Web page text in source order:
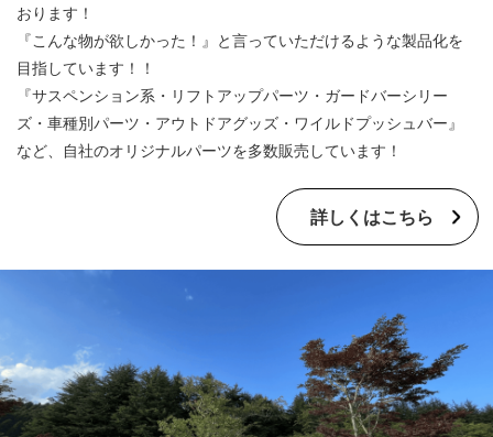
おります！
『こんな物が欲しかった！』と言っていただけるような製品化を
目指しています！！
『サスペンション系・リフトアップパーツ・ガードバーシリー
ズ・車種別パーツ・アウトドアグッズ・ワイルドプッシュバー』
など、自社のオリジナルパーツを多数販売しています！
詳しくはこちら